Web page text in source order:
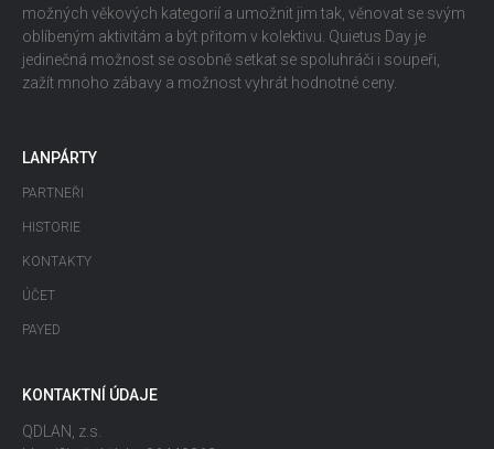
možných věkových kategorií a umožnit jim tak, věnovat se svým
oblíbeným aktivitám a být přitom v kolektivu. Quietus Day je
jedinečná možnost se osobně setkat se spoluhráči i soupeři,
zažít mnoho zábavy a možnost vyhrát hodnotné ceny.
LANPÁRTY
PARTNEŘI
HISTORIE
KONTAKTY
ÚČET
PAYED
KONTAKTNÍ ÚDAJE
QDLAN, z.s.